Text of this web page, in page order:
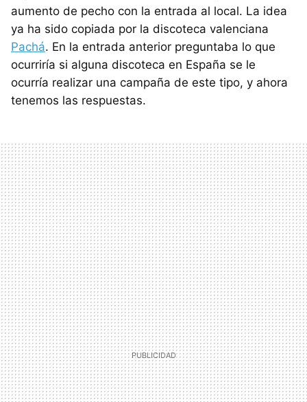
aumento de pecho con la entrada al local. La idea
ya ha sido copiada por la discoteca valenciana
Pachá. En la entrada anterior preguntaba lo que
ocurriría si alguna discoteca en España se le
ocurría realizar una campaña de este tipo, y ahora
tenemos las respuestas.